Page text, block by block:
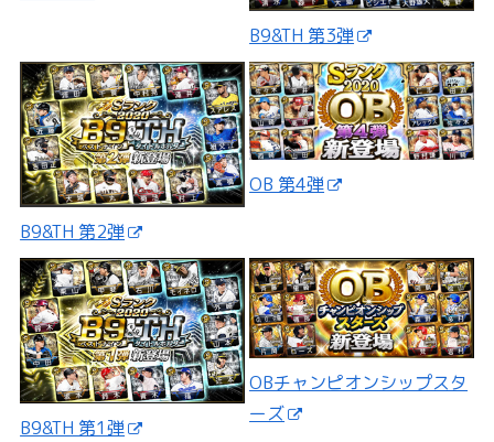
B9&TH 第3弾
B9&TH 第2弾
OB 第4弾
B9&TH 第1弾
OBチャンピオンシップスタ
ーズ